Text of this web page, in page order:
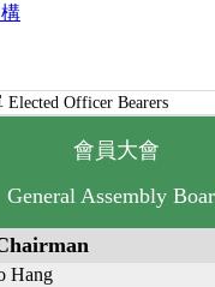
Officer Bearers
會員大會
General Assembly
Hang